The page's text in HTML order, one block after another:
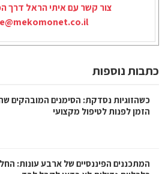
צור קשר עם איתי הראל דרך
כתבות נוספות
כשהזוגיות נסדקת: הסימנים המובהקים
הזמן לפנות לטיפול מקצועי
המתכננים הפיננסיים של ארבע עונות: